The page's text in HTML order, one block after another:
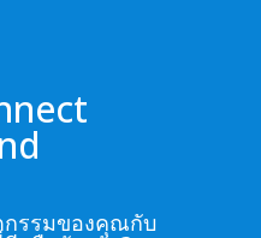
กรรมของคุณกับ